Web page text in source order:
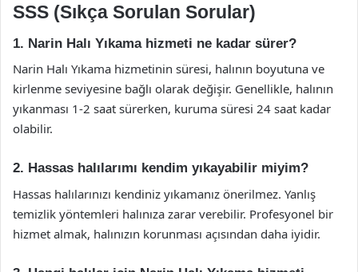
SSS (Sıkça Sorulan Sorular)
1. Narin Halı Yıkama hizmeti ne kadar sürer?
Narin Halı Yıkama hizmetinin süresi, halının boyutuna ve
kirlenme seviyesine bağlı olarak değişir. Genellikle, halının
yıkanması 1-2 saat sürerken, kuruma süresi 24 saat kadar
olabilir.
2. Hassas halılarımı kendim yıkayabilir miyim?
Hassas halılarınızı kendiniz yıkamanız önerilmez. Yanlış
temizlik yöntemleri halınıza zarar verebilir. Profesyonel bir
hizmet almak, halınızın korunması açısından daha iyidir.